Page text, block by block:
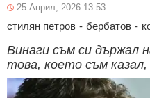
25 Април, 2026 13:53
стилян петров - бербатов -
Винаги съм си държал
това, което съм